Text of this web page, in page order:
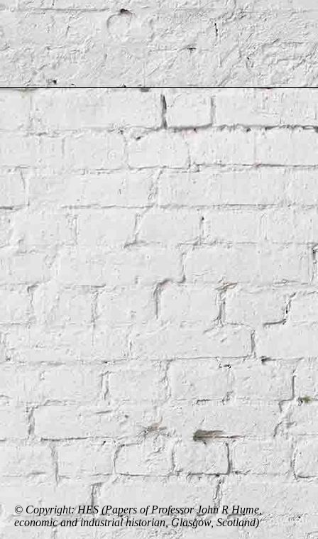
canmore_image_SC00792787
© Copyright: HES (Papers of Professor John R Hume,
economic and industrial historian, Glasgow, Scotland)